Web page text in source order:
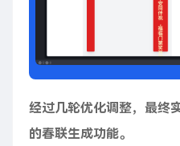
经过几轮优化调整，最终
的春联生成功能。